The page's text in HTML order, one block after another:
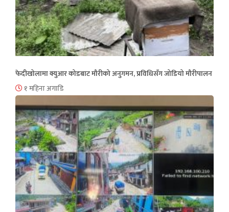
फेदीखोलामा क्युआर कोडबाट मौरीको अनुगमन, प्रविधिसँग जोडियो मौरीपालन
१ महिना अगाडि